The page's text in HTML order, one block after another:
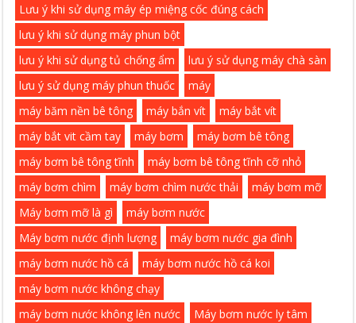
Lưu ý khi sử dụng máy ép miệng cốc đúng cách
lưu ý khi sử dụng máy phun bột
lưu ý khi sử dụng tủ chống ẩm
lưu ý sử dụng máy chà sàn
lưu ý sử dụng máy phun thuốc
máy
máy băm nền bê tông
máy bắn vít
máy bắt vít
máy bắt vit cầm tay
máy bơm
máy bơm bê tông
máy bơm bê tông tĩnh
máy bơm bê tông tĩnh cỡ nhỏ
máy bơm chìm
máy bơm chìm nước thải
máy bơm mỡ
Máy bơm mỡ là gì
máy bơm nước
Máy bơm nước định lượng
máy bơm nước gia đình
máy bơm nước hồ cá
máy bơm nước hồ cá koi
máy bơm nước không chạy
máy bơm nước không lên nước
Máy bơm nước ly tâm